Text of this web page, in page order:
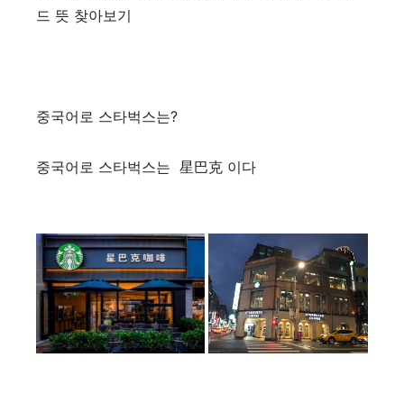
드 뜻 찾아보기
중국어로 스타벅스는?
중국어로 스타벅스는 星巴克 이다